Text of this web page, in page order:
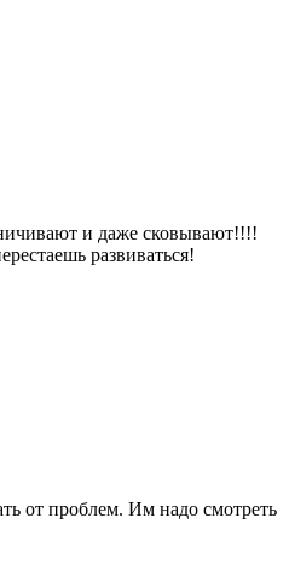
и даже сковывают!!!!
развиваться!
от проблем. Им надо смотреть